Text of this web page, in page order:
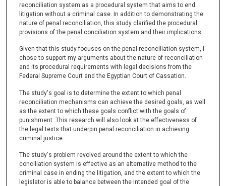
reconciliation system as a procedural system that aims to end
litigation without a criminal case. In addition to demonstrating the
nature of penal reconciliation, this study clarified the procedural
provisions of the penal conciliation system and their implications.
Given that this study focuses on the penal reconciliation system, I
chose to support my arguments about the nature of reconciliation
and its procedural requirements with legal decisions from the
Federal Supreme Court and the Egyptian Court of Cassation.
The study's goal is to determine the extent to which penal
reconciliation mechanisms can achieve the desired goals, as well
as the extent to which these goals conflict with the goals of
punishment. This research will also look at the effectiveness of
the legal texts that underpin penal reconciliation in achieving
criminal justice.
The study's problem revolved around the extent to which the
conciliation system is effective as an alternative method to the
criminal case in ending the litigation, and the extent to which the
legislator is able to balance between the intended goal of the